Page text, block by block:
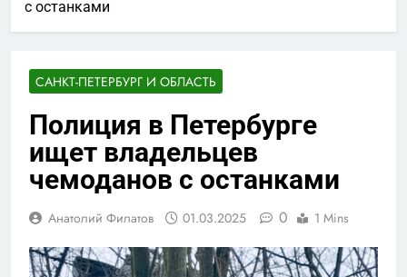
с останками
САНКТ-ПЕТЕРБУРГ И ОБЛАСТЬ
Полиция в Петербурге
ищет владельцев
чемоданов с останками
Анатолий Филатов 01.03.2025 0 1 Mins